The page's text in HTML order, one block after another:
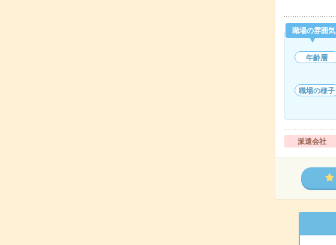
職場の雰囲気
年齢層
職場の様子
派遣会社